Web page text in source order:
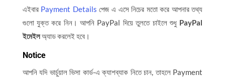
এইবার Payment Details পেজ এ এসে নিচের মতো করে আপনার তথ্য
গুলো যুক্ত করে নিন। আপনি PayPal দিয়ে তুলতে চাইলে শুধু PayPal
ইমেইলঅ্যাড করলেই হবে।
Notice
আপনি যদি ভার্চুয়াল ভিসা কার্ড-এ ক্যাশব্যাক নিতে চান, তাহলে Payment